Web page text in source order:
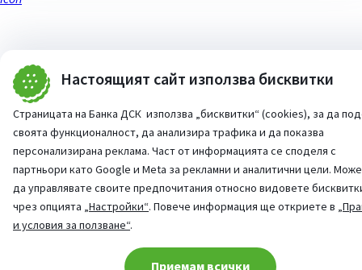
Настоящият сайт използва бисквитки
Страницата на Банка ДСК използва „бисквитки“ (cookies), за да
своята функционалност, да анализира трафика и да показва
персонализирана реклама. Част от информацията се споделя с
партньори като Google и Meta за рекламни и аналитични цели.
да управлявате своите предпочитания относно видовете
чрез опцията „Настройки“. Повече информация ще откриете в
и условия за ползване“.
Приемам всички
Cookie consent change